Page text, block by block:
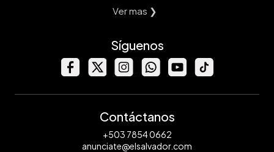
Ver mas ❯
Síguenos
Contáctanos
+503 7854 0662
anunciate@elsalvador.com